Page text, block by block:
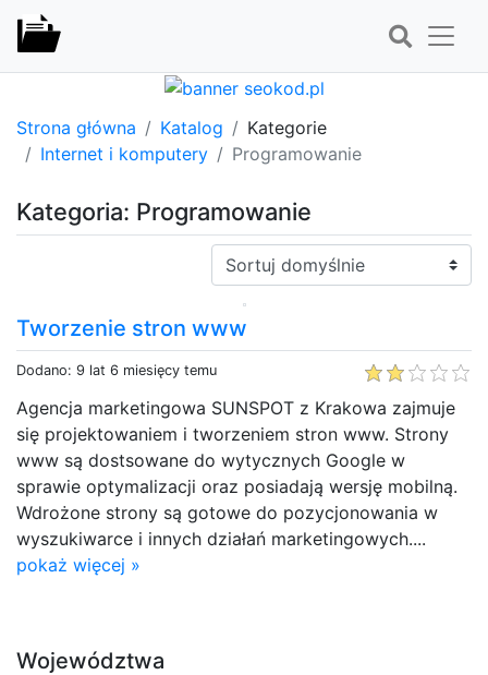
Strona główna Katalog
Kategorie
Internet i komputery
Programowanie
Kategoria: Programowanie
Sortuj:
Tworzenie stron www
Dodano: 9 lat 6 miesięcy temu
Agencja marketingowa SUNSPOT z Krakowa zajmuje
się projektowaniem i tworzeniem stron www. Strony
www są dostsowane do wytycznych Google w
sprawie optymalizacji oraz posiadają wersję mobilną.
Wdrożone strony są gotowe do pozycjonowania w
wyszukiwarce i innych działań marketingowych....
pokaż więcej »
Województwa